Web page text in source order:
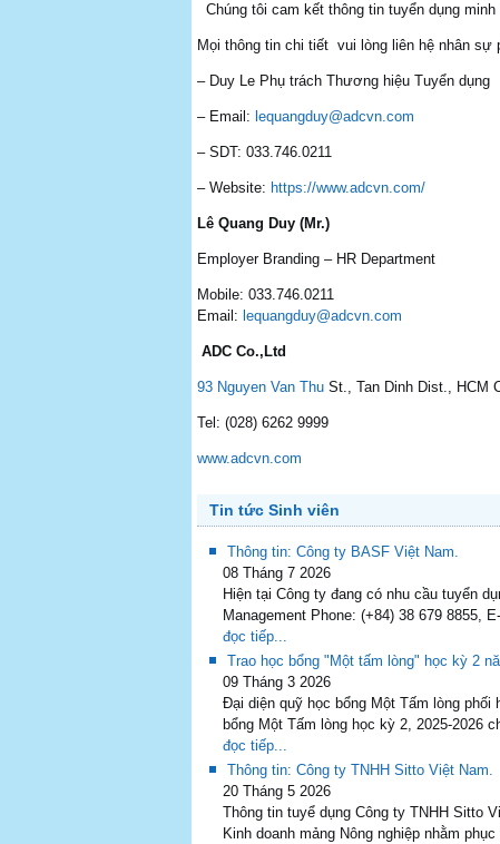
Chúng tôi cam kết thông tin tuyển dụng
Mọi thông tin chi tiết vui lòng liên hệ nhân sự
– Duy Le Phụ trách Thương hiệu Tuyển dụng
– Email: lequangduy@adcvn.com
– SDT: 033.746.0211
– Website: https://www.adcvn.com/
Lê Quang Duy (Mr.)
Employer Branding – HR Department
Mobile: 033.746.0211
Email: lequangduy@adcvn.com
ADC Co.,Ltd
93 Nguyen Van Thu St., Tan Dinh Dist., HCM
Tel: (028) 6262 9999
www.adcvn.com
Tin tức Sinh viên
Thông tin: Công ty BASF Việt Nam.
08 Tháng 7 2026
Hiện tại Công ty đang có nhu cầu tuyển
Management Phone: (+84) 38 679 8855,
đọc tiếp...
Trao học bổng "Một tấm lòng" học kỳ 2
09 Tháng 3 2026
Đại diện quỹ học bổng Một Tấm lòng
bổng Một Tấm lòng học kỳ 2, 2025-2026
đọc tiếp...
Thông tin: Công ty TNHH Sitto Việt Nam.
20 Tháng 5 2026
Thông tin tuyể dụng Công ty TNHH Sitto
Kinh doanh mảng Nông nghiệp nhằm